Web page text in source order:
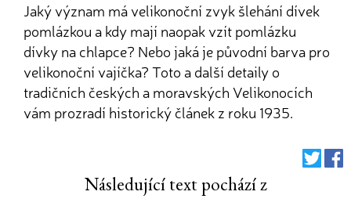
Jaký význam má velikonoční zvyk šlehání dívek
pomlázkou a kdy mají naopak vzít pomlázku
dívky na chlapce? Nebo jaká je původní barva pro
velikonoční vajíčka? Toto a další detaily o
tradičních českých a moravských Velikonocích
vám prozradí historický článek z roku 1935.
Následující text pochází z